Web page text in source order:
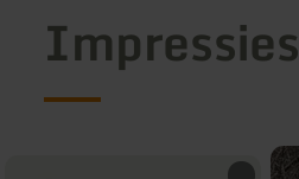
Impressies